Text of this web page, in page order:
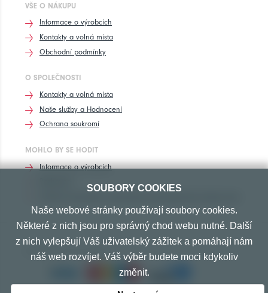
VŠE O NÁKUPU
Informace o výrobcích
Kontakty a volná místa
Obchodní podmínky
O SPOLEČNOSTI
Kontakty a volná místa
Naše služby a Hodnocení
Ochrana soukromí
MOHLO BY SE HODIT
Informace o výrobcích
PŘIJÍMÁME TYTO PLATBY
SOUBORY COOKIES
Naše webové stránky používají soubory cookies.
Některé z nich jsou pro správný chod webu nutné. Další
z nich vylepšují Váš uživatelský zážitek a pomáhají nám
náš web rozvíjet. Váš výběr budete moci kdykoliv
změnit.